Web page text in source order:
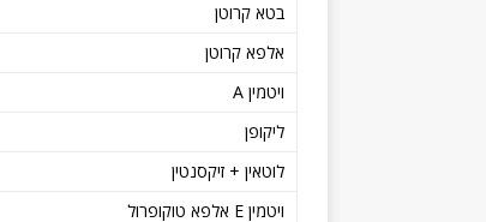
בטא קרוטן
אלפא קרוטן
ויטמין A
ליקופן
לוטאין + זיקסנטין
ויטמין E אלפא טוקופרול